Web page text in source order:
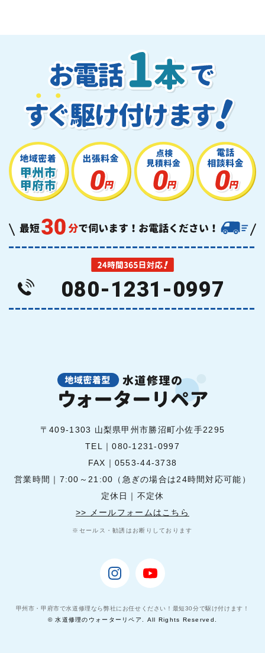
080-1231-0997
〒409-1303 山梨県甲州市勝沼町小佐手2295
TEL｜080-1231-0997
FAX｜0553-44-3738
営業時間｜7:00～21:00（急ぎの場合は24時間対応可能）
定休日｜不定休
>> メールフォームはこちら
※セールス・勧誘はお断りしております
甲州市・甲府市で水道修理なら弊社にお任せください！最短30分で駆け付けます！
© 水道修理のウォーターリペア. All Rights Reserved.